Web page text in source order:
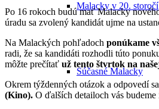
Malacky v 20. storočí
Súčasné Malacky
Po 16 rokoch budú mať Malacky
úradu sa zvolený kandidát ujme na
Na Malackých pohľadoch ponúkame
radi, že sa kandidáti rozhodli túto
môžte prečítať už tento štvrtok na
Okrem týždenných otázok a odpovedí sa
(Kino). O ďalších detailoch vás